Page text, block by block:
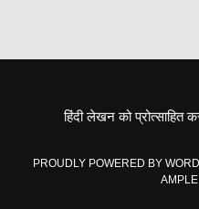
हिंदी लेखन को प्रोत्साहित
PROUDLY POWERED BY